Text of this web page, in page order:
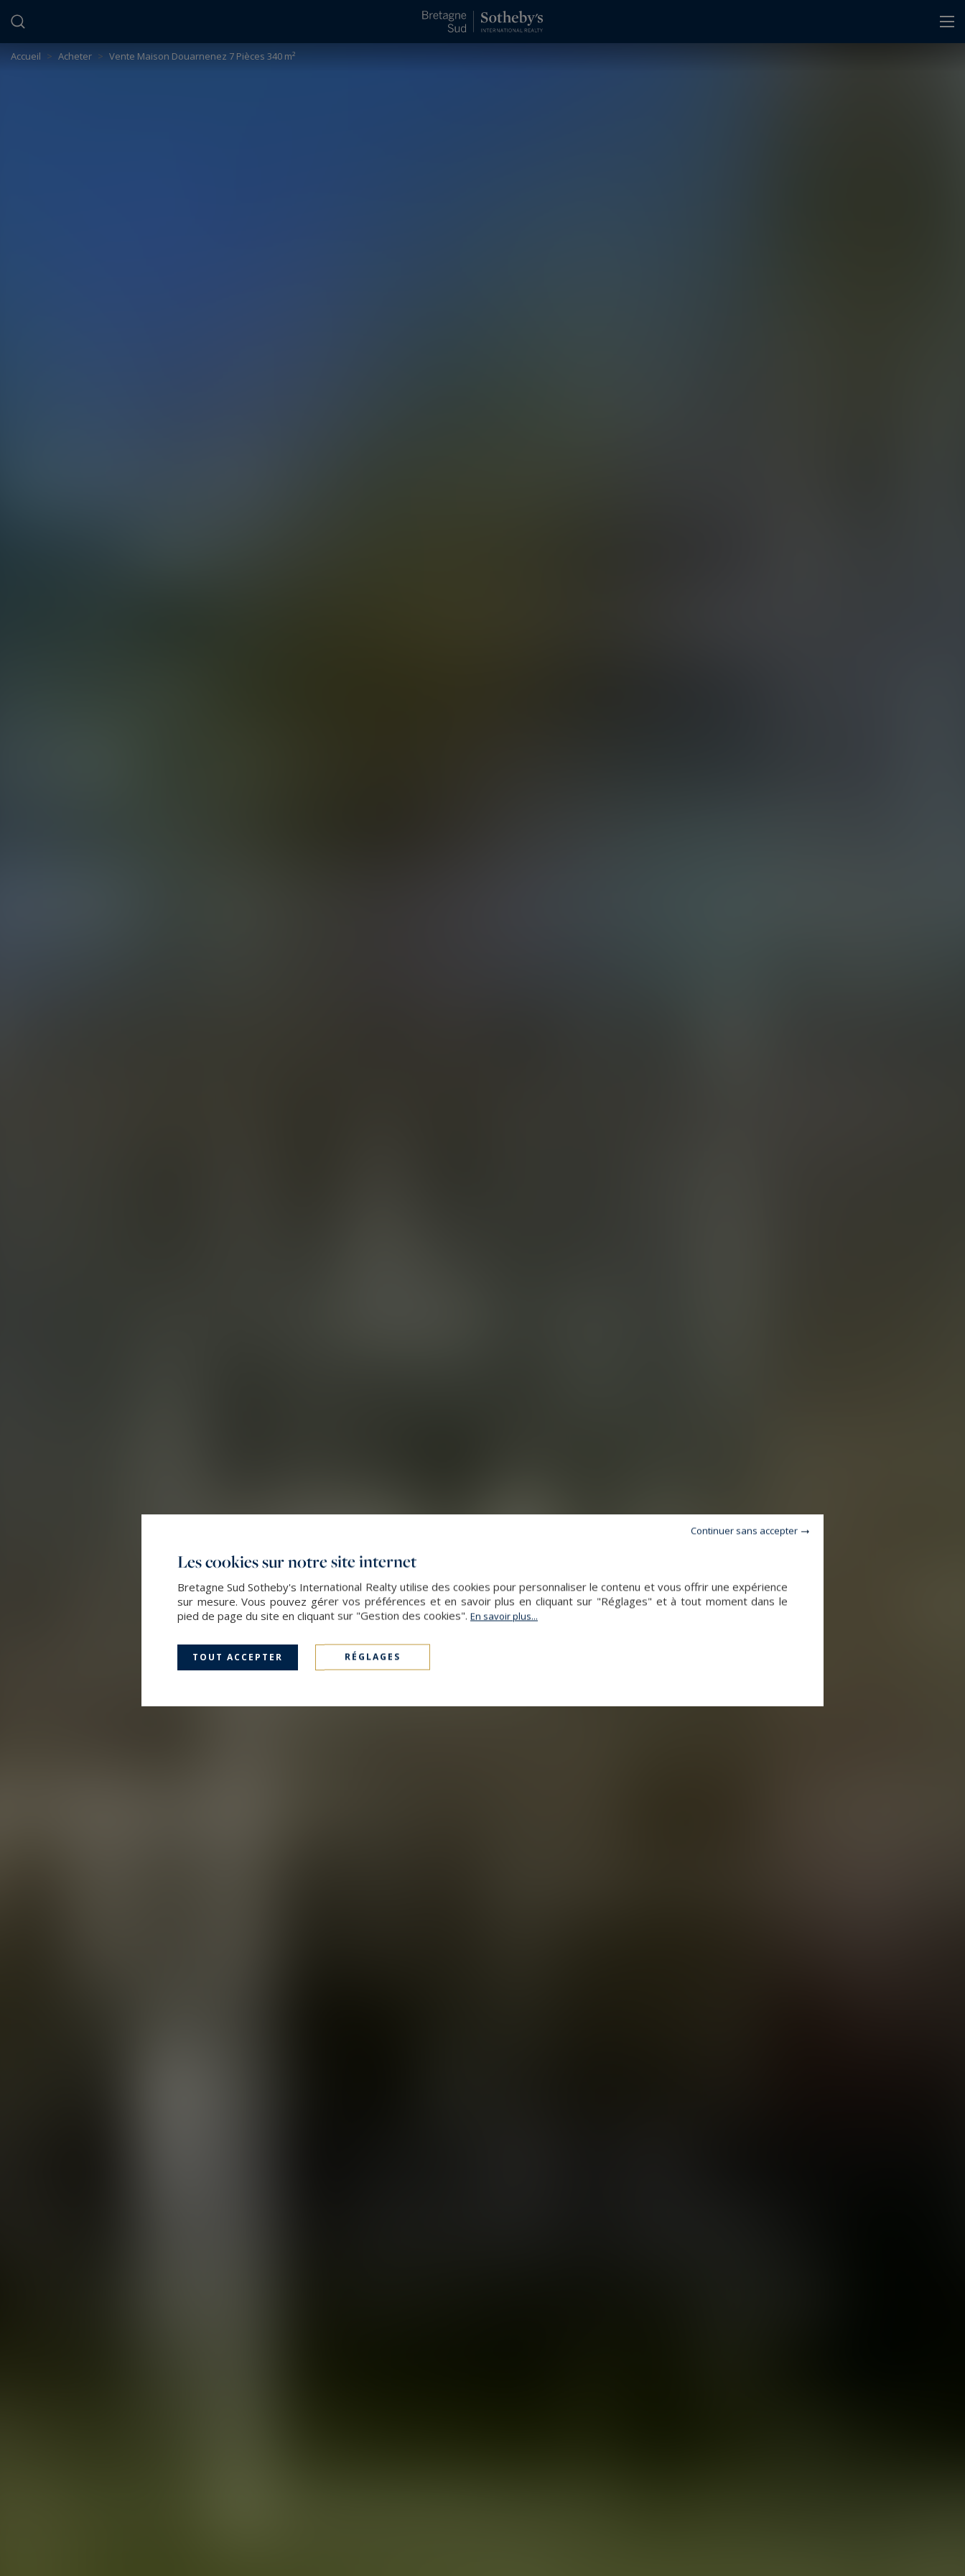
Accueil > Acheter > Vente Maison Douarnenez 7 Pièces 340 m²
Les cookies sur notre site internet
Bretagne Sud Sotheby's International Realty utilise des cookies pour personnaliser le contenu et vous offrir une expérience
sur mesure. Vous pouvez gérer vos préférences et en savoir plus en cliquant sur "Réglages" et à tout moment dans le
pied de page du site en cliquant sur "Gestion des cookies". En savoir plus...
TOUT ACCEPTER RÉGLAGES
Continuer sans accepter